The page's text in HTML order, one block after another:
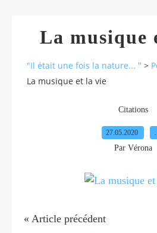
La musique
"Il était une fois la nature... " >
La musique et la vie
Citations
27.05.2020
Par Vérona
« Article précédent